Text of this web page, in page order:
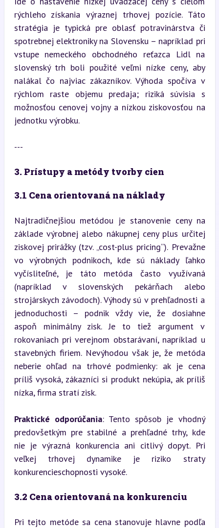
rýchleho získania výraznej trhovej pozície. Táto
stratégia je typická pre oblasť potravinárstva či
spotrebnej elektroniky na Slovensku – napríklad pri
vstupe nemeckého obchodného reťazca Lidl na
slovenský trh boli použité veľmi nízke ceny, aby
nalákal čo najviac zákazníkov. Výhoda spočíva v
rýchlom raste objemu predaja; riziká súvisia s
možnosťou cenovej vojny a nízkou ziskovosťou na
jednotku výrobku.
---
3. Prístupy a metódy tvorby cien
3.1 Cena orientovaná na náklady
Najtradičnejšiou metódou je stanovenie ceny na
základe výrobnej alebo nákupnej ceny plus určitej
ziskovej prirážky (tzv. „cost-plus pricing“). Prevažne
vo výrobných podnikoch, kde sú náklady ľahko
vyčísliteľné, je táto metóda často využívaná
(napríklad v slovenských pekárňach alebo
strojárskych závodoch). Výhody sú v prehľadnosti a
jednoduchosti – podnik vždy vie, že dosiahne
aspoň minimálny zisk. Je to tiež argument v
rokovaniach pri verejnom obstarávaní, napríklad u
stavebných firiem. Nevýhodou však je, že metóda
neberie ohľad na trhové podmienky: ak je cena
príliš vysoká, zákazníci si produkt nekúpia, ak príliš
nízka, firma stratí zisk.
Praktické odporúčania: Tento spôsob je vhodný
predovšetkým pre stabilné a prehľadné trhy, kde
nie je výrazná konkurencia ani citlivý dopyt. Pri
veľkej trhovej dynamike je riziko straty
konkurencieschopnosti vysoké.
3.2 Cena orientovaná na konkurenciu
Pri tejto metóde sa cena stanovuje hlavne podľa